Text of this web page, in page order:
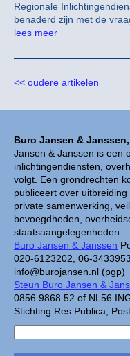
Buro Jansen &
Jansen & Janssen is een
inlichtingendiensten,
volgt. Een grondrechten
publiceert over
private samenwerking,
bevoegdheden,
staatsaangelegenheden.
Buro Jansen & Janssen
020-6123202, 06-
info@burojansen.nl (pgp)
Steun Buro Jansen &
0856 9868 52 of NL56
Stichting Res Publica,
Regionale
benaderd zijn met de
lees meer
<< oudere artikelen